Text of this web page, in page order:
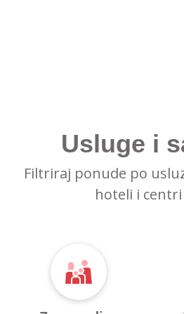
Usluge i
Filtriraj ponude po
hoteli i